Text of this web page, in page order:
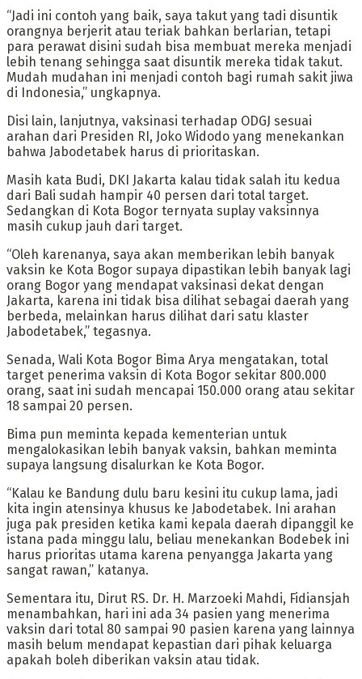
“Jadi ini contoh yang baik, saya takut yang tadi disuntik
orangnya berjerit atau teriak bahkan berlarian, tetapi
para perawat disini sudah bisa membuat mereka menjadi
lebih tenang sehingga saat disuntik mereka tidak takut.
Mudah mudahan ini menjadi contoh bagi rumah sakit jiwa
di Indonesia,” ungkapnya.
Disi lain, lanjutnya, vaksinasi terhadap ODGJ sesuai
arahan dari Presiden RI, Joko Widodo yang menekankan
bahwa Jabodetabek harus di prioritaskan.
Masih kata Budi, DKI Jakarta kalau tidak salah itu kedua
dari Bali sudah hampir 40 persen dari total target.
Sedangkan di Kota Bogor ternyata suplay vaksinnya
masih cukup jauh dari target.
“Oleh karenanya, saya akan memberikan lebih banyak
vaksin ke Kota Bogor supaya dipastikan lebih banyak lagi
orang Bogor yang mendapat vaksinasi dekat dengan
Jakarta, karena ini tidak bisa dilihat sebagai daerah yang
berbeda, melainkan harus dilihat dari satu klaster
Jabodetabek,” tegasnya.
Senada, Wali Kota Bogor Bima Arya mengatakan, total
target penerima vaksin di Kota Bogor sekitar 800.000
orang, saat ini sudah mencapai 150.000 orang atau sekitar
18 sampai 20 persen.
Bima pun meminta kepada kementerian untuk
mengalokasikan lebih banyak vaksin, bahkan meminta
supaya langsung disalurkan ke Kota Bogor.
“Kalau ke Bandung dulu baru kesini itu cukup lama, jadi
kita ingin atensinya khusus ke Jabodetabek. Ini arahan
juga pak presiden ketika kami kepala daerah dipanggil ke
istana pada minggu lalu, beliau menekankan Bodebek ini
harus prioritas utama karena penyangga Jakarta yang
sangat rawan,” katanya.
Sementara itu, Dirut RS. Dr. H. Marzoeki Mahdi, Fidiansjah
menambahkan, hari ini ada 34 pasien yang menerima
vaksin dari total 80 sampai 90 pasien karena yang lainnya
masih belum mendapat kepastian dari pihak keluarga
apakah boleh diberikan vaksin atau tidak.